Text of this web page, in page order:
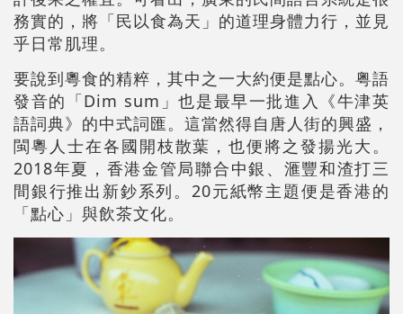
務實的，將「民以食為天」的道理身體力行，並見
乎日常肌理。
要說到粵食的精粹，其中之一大約便是點心。粤語
發音的「Dim sum」也是最早一批進入《牛津英
語詞典》的中式詞匯。這當然得自唐人街的興盛，
閩粵人士在各國開枝散葉，也便將之發揚光大。
2018年夏，香港金管局聯合中銀、滙豐和渣打三
間銀行推出新鈔系列。20元紙幣主題便是香港的
「點心」與飲茶文化。